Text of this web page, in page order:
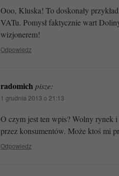
Ooo, Kluska! To doskonały
VATu. Pomysł faktycznie wart
wizjonerem!
Odpowiedz
radomich pisze:
1 grudnia 2013 o 21:13
O czym jest ten wpis? Wolny rynek
przez konsumentów. Może ktoś mi
Odpowiedz